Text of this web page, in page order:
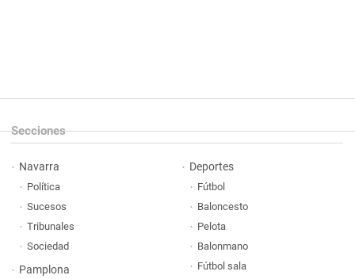
Secciones
Navarra
Política
Sucesos
Tribunales
Sociedad
Pamplona
Deportes
Fútbol
Baloncesto
Pelota
Balonmano
Fútbol sala